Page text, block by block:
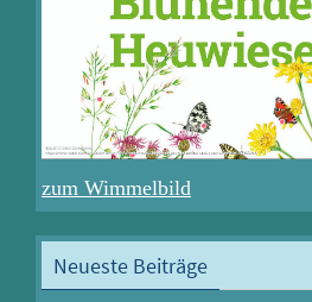
zum Wimmelbild
Neueste Beiträge